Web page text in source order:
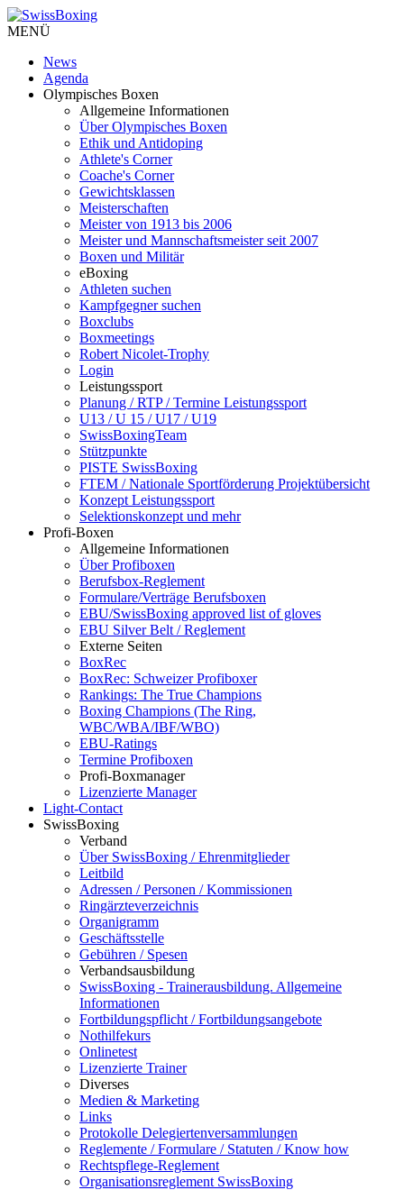
MENÜ
News
Agenda
Olympisches Boxen
Allgemeine Informationen
Über Olympisches Boxen
Ethik und Antidoping
Athlete's Corner
Coache's Corner
Gewichtsklassen
Meisterschaften
Meister von 1913 bis 2006
Meister und Mannschaftsmeister seit 2007
Boxen und Militär
eBoxing
Athleten suchen
Kampfgegner suchen
Boxclubs
Boxmeetings
Robert Nicolet-Trophy
Login
Leistungssport
Planung / RTP / Termine Leistungssport
U13 / U 15 / U17 / U19
SwissBoxingTeam
Stützpunkte
PISTE SwissBoxing
FTEM / Nationale Sportförderung Projektübersicht
Konzept Leistungssport
Selektionskonzept und mehr
Profi-Boxen
Allgemeine Informationen
Über Profiboxen
Berufsbox-Reglement
Formulare/Verträge Berufsboxen
EBU/SwissBoxing approved list of gloves
EBU Silver Belt / Reglement
Externe Seiten
BoxRec
BoxRec: Schweizer Profiboxer
Rankings: The True Champions
Boxing Champions (The Ring,
WBC/WBA/IBF/WBO)
EBU-Ratings
Termine Profiboxen
Profi-Boxmanager
Lizenzierte Manager
Light-Contact
SwissBoxing
Verband
Über SwissBoxing / Ehrenmitglieder
Leitbild
Adressen / Personen / Kommissionen
Ringärzteverzeichnis
Organigramm
Geschäftsstelle
Gebühren / Spesen
Verbandsausbildung
SwissBoxing - Trainerausbildung. Allgemeine
Informationen
Fortbildungspflicht / Fortbildungsangebote
Nothilfekurs
Onlinetest
Lizenzierte Trainer
Diverses
Medien & Marketing
Links
Protokolle Delegiertenversammlungen
Reglemente / Formulare / Statuten / Know how
Rechtspflege-Reglement
Organisationsreglement SwissBoxing